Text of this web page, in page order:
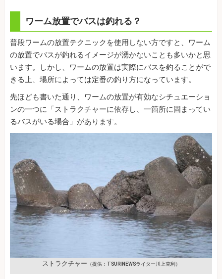
ワーム放置でバスは釣れる？
普段ワームの放置テクニックを使用しない方ですと、ワーム
の放置でバスが釣れるイメージが湧かないことも多いかと思
います。しかし、ワームの放置は実際にバスを釣ることがで
きる上、場所によっては定番の釣り方になっています。
先ほども書いた通り、ワームの放置が有効なシチュエーショ
ンの一つに「ストラクチャーに依存し、一箇所に固まってい
るバスがいる場合」があります。
ストラクチャー （提供：TSURINEWSライター川上克利）